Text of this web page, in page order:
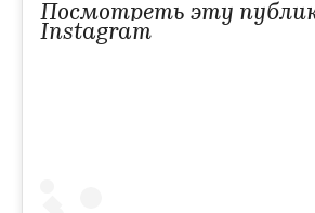
Посмотреть эту
Instagram